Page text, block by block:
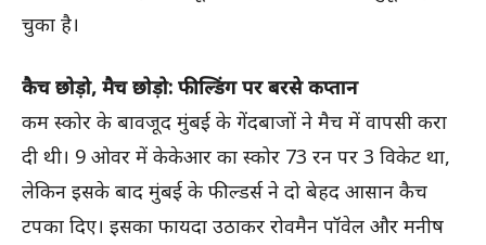
चुका है।
कैच छोड़ो, मैच छोड़ो: फील्डिंग पर बरसे कप्तान
कम स्कोर के बावजूद मुंबई के गेंदबाजों ने मैच में वापसी करा
दी थी। 9 ओवर में केकेआर का स्कोर 73 रन पर 3 विकेट था,
लेकिन इसके बाद मुंबई के फील्डर्स ने दो बेहद आसान कैच
टपका दिए। इसका फायदा उठाकर रोवमैन पॉवेल और मनीष